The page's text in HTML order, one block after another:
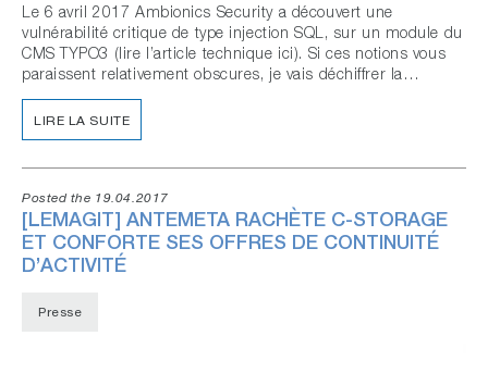
Le 6 avril 2017 Ambionics Security a découvert une
vulnérabilité critique de type injection SQL, sur un module du
CMS TYPO3 (lire l’article technique ici). Si ces notions vous
paraissent relativement obscures, je vais déchiffrer la…
LIRE LA SUITE
Posted the 19.04.2017
[LEMAGIT] ANTEMETA RACHÈTE C-STORAGE
ET CONFORTE SES OFFRES DE CONTINUITÉ
D’ACTIVITÉ
Presse